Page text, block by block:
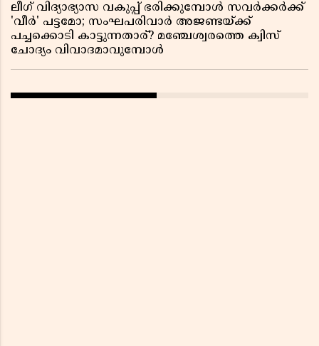
ലീഗ് വിദ്യാഭ്യാസ വകുപ്പ് ഭരിക്കുമ്പോൾ സവർക്കർക്ക്
'വീർ' പട്ടമോ; സംഘപരിവാർ അജണ്ടയ്ക്ക്
പച്ചക്കൊടി കാട്ടുന്നതാര്? മഞ്ചേശ്വരത്തെ ക്വിസ്
ചോദ്യം വിവാദമാവുമ്പോൾ